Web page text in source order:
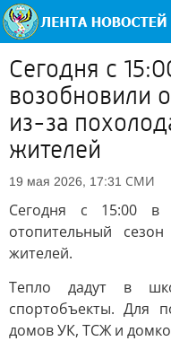
Сегодня с
возобновили
из-за
жителей
19 мая 2026, 17:31 СМИ
Сегодня с 15:00 в
отопительный
жителей.
Тепло дадут в
спортобъекты. Для
домов УК, ТСЖ и